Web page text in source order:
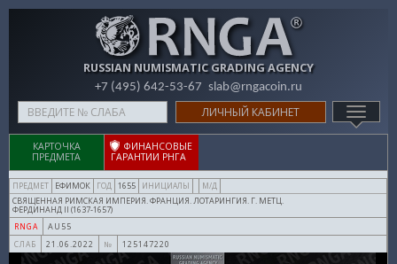
RUSSIAN NUMISMATIC GRADING AGENCY
+7 (495) 642-53-67 slab@rngacoin.ru
Type
your
search
here
ЛИЧНЫЙ КАБИНЕТ
КАРТОЧКА
ПРЕДМЕТА
ФИНАНСОВЫЕ
ГАРАНТИИ РНГА
ПРЕДМЕТ ЕФИМОК ГОД 1655 ИНИЦИАЛЫ М/Д
СВЯЩЕННАЯ РИМСКАЯ ИМПЕРИЯ. ФРАНЦИЯ. ЛОТАРИНГИЯ. Г. МЕТЦ.
ФЕРДИНАНД II (1637-1657)
RNGA AU55
СЛАБ 21.06.2022 № 125147220